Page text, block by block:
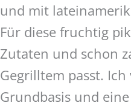
und mit
Für diese fruchtig
Zutaten und schon
Gegrilltem passt.
Grundbasis und